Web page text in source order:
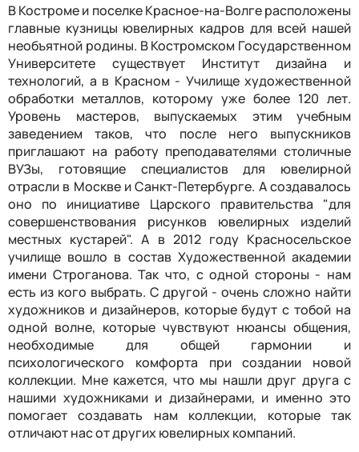
В Костроме и поселке Красное-на-Волге расположены
главные кузницы ювелирных кадров для всей нашей
необъятной родины. В Костромском Государственном
Университете существует Институт дизайна и
технологий, а в Красном - Училище художественной
обработки металлов, которому уже более 120 лет.
Уровень мастеров, выпускаемых этим учебным
заведением таков, что после него выпускников
приглашают на работу преподавателями столичные
ВУЗы, готовящие специалистов для ювелирной
отрасли в Москве и Санкт-Петербурге. А создавалось
оно по инициативе Царского правительства "для
совершенствования рисунков ювелирных изделий
местных кустарей". А в 2012 году Красносельское
училище вошло в состав Художественной академии
имени Строганова. Так что, с одной стороны - нам
есть из кого выбрать. С другой - очень сложно найти
художников и дизайнеров, которые будут с тобой на
одной волне, которые чувствуют нюансы общения,
необходимые для общей гармонии и
психологического комфорта при создании новой
коллекции. Мне кажется, что мы нашли друг друга с
нашими художниками и дизайнерами, и именно это
помогает создавать нам коллекции, которые так
отличают нас от других ювелирных компаний.